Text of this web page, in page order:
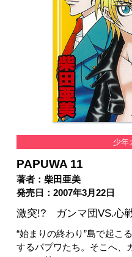
少年
PAPUWA 11
著者：柴田亜美
発売日：2007年3月22日
激突!? ガンマ団VS.心
“始まりの終わり”島で起こ
するパプワたち。そこへ